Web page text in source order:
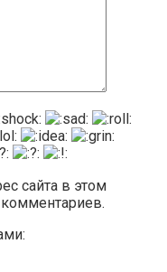
сайта в этом